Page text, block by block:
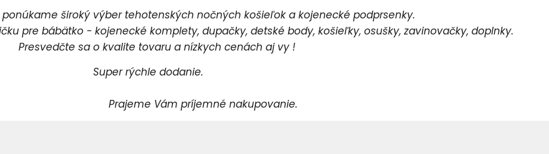
široký výber tehotenských nočných košieľok a kojenecké podprsenky.
pre bábätko - kojenecké komplety, dupačky, detské body, košieľky, osušky, zavinovačky, doplnky.
Presvedčte sa o kvalite tovaru a nízkych cenách aj vy !
Super rýchle dodanie.
Prajeme Vám príjemné nakupovanie.